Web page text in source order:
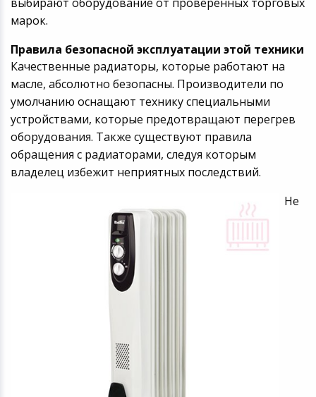
марок.
Правила безопасной эксплуатации этой техники
Качественные радиаторы, которые работают на
масле, абсолютно безопасны. Производители по
умолчанию оснащают технику специальными
устройствами, которые предотвращают перегрев
оборудования. Также существуют правила
обращения с радиаторами, следуя которым
владелец избежит неприятных последствий.
Не